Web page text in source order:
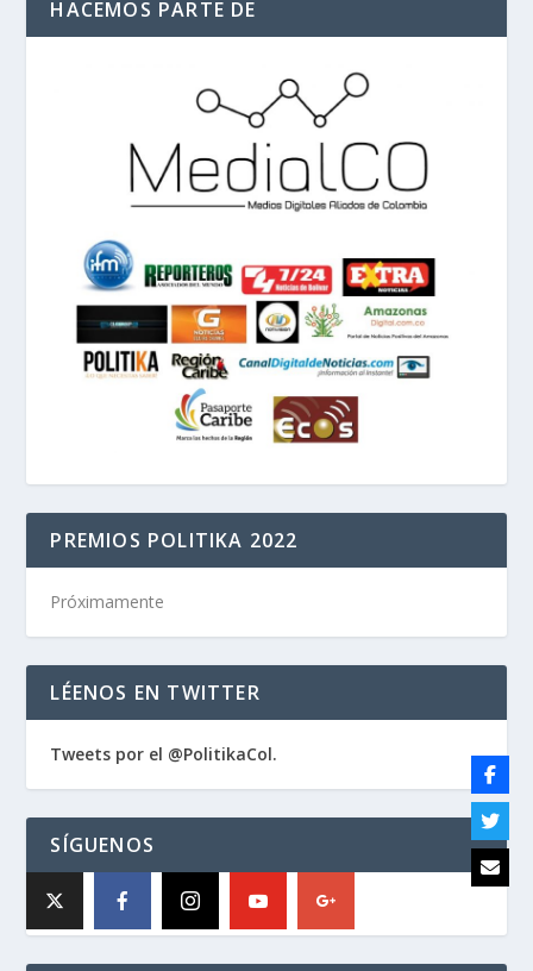
HACEMOS PARTE DE
PREMIOS POLITIKA 2022
Próximamente
LÉENOS EN TWITTER
Tweets por el @PolitikaCol.
SÍGUENOS